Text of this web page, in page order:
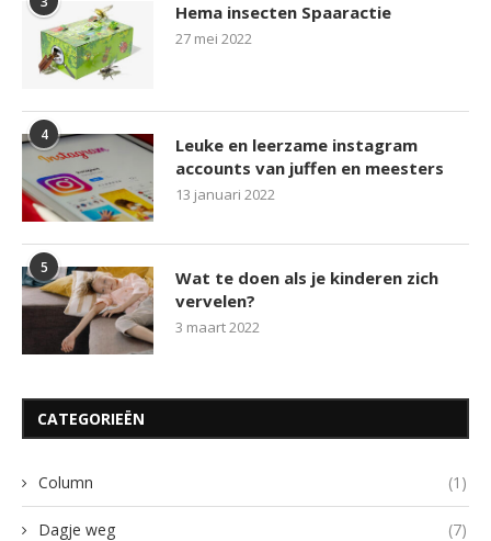
Hema insecten Spaaractie
27 mei 2022
4
Leuke en leerzame instagram
accounts van juffen en meesters
13 januari 2022
5
Wat te doen als je kinderen zich
vervelen?
3 maart 2022
CATEGORIEËN
Column (1)
Dagje weg (7)